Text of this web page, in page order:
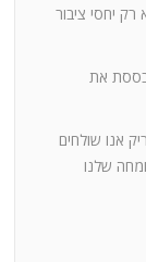
של 360 מעלות – לא רק יחסי ציבור
את
אנו שולחים
שלנו